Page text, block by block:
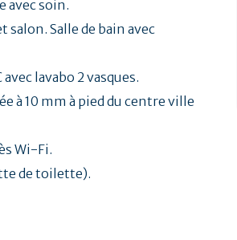
avec soin.
Salle de bain avec
lavabo 2 vasques.
à 10 mm à pied du centre ville
Wi-Fi.
de toilette).